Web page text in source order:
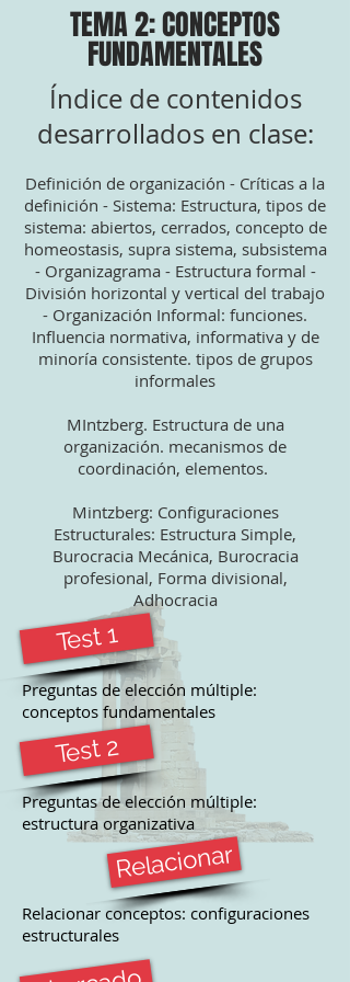
TEMA 2: CONCEPTOS
FUNDAMENTALES
Índice de contenidos
desarrollados en clase:
Definición de organización - Críticas a la
definición - Sistema: Estructura, tipos de
sistema: abiertos, cerrados, concepto de
homeostasis, supra sistema, subsistema
- Organizagrama - Estructura formal -
División horizontal y vertical del trabajo
- Organización Informal: funciones.
Influencia normativa, informativa y de
minoría consistente. tipos de grupos
informales
MIntzberg. Estructura de una
organización. mecanismos de
coordinación, elementos.
Mintzberg: Configuraciones
Estructurales: Estructura Simple,
Burocracia Mecánica, Burocracia
profesional, Forma divisional,
Adhocracia
Test 1
Preguntas de elección múltiple:
conceptos fundamentales
Test 2
Preguntas de elección múltiple:
estructura organizativa
Relacionar
Relacionar conceptos: configuraciones
estructurales